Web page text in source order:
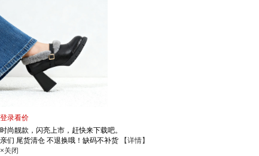
登录看价
时尚靓款，闪亮上市，赶快来下载吧。
亲们 尾货清仓 不退换哦！缺码不补货
【详情】
×关闭